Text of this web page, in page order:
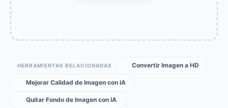
HERRAMIENTAS RELACIONADAS Convertir Imagen a HD
Mejorar Calidad de Imagen con IA
Quitar Fondo de Imagen con IA